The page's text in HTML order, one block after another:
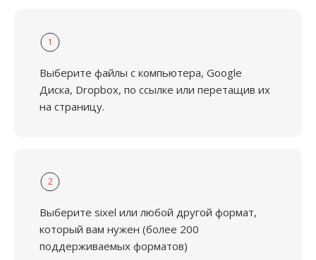
1
Выберите файлы с компьютера, Google
Диска, Dropbox, по ссылке или перетащив их
на страницу.
2
Выберите sixel или любой другой формат,
который вам нужен (более 200
поддерживаемых форматов)